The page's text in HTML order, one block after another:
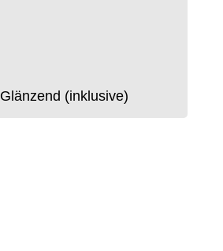
Glänzend (inklusive)